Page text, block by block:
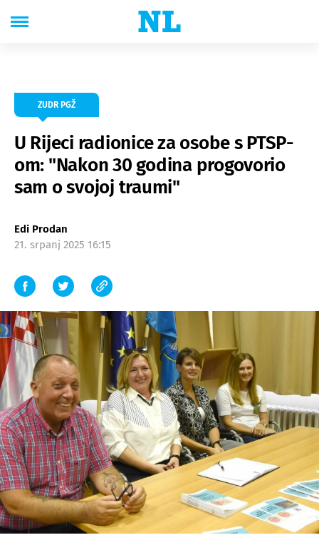
ZUDR PGŽ
U Rijeci radionice za osobe s PTSP-
om: "Nakon 30 godina progovorio
sam o svojoj traumi"
Edi Prodan
21. srpanj 2025 16:15